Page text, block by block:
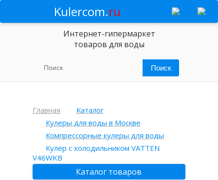
Kulercom.ru
Интернет-гипермаркет
товаров для воды
Главная
Каталог
Кулеры для воды в Москве
Компрессорные кулеры для воды
Кулер с холодильником VATTEN
V46WKB
Каталог товаров